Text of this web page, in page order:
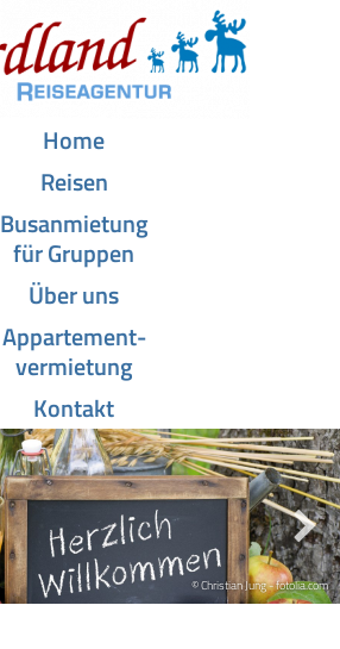
Home
Reisen
Busanmietung
für Gruppen
Über uns
Appartement­-
vermietung
Kontakt
© Christian Jung - fotolia.com
© Krakenimages.com - stock.adobe.com
© CBenn, Nordland Reiseagentur
© CBenn, Nordland Reiseagentur
© Sunny studio-stock.adobe.com
© Lukassek-fotolia.com
© VisitBritain/Andrew Pickett
© CBenn, Nordland Reiseagentur
© CBenn, Nordland Reiseagentur
© peopleimages.com - stock.adobe.com
© xbrchx - stock.adobe.com
© isaac74-fotolia.com
© Tomas Marek-stock.adobe.com
© Christiane Benn
© Christiane Benn
© Kurverein Nordseeheilbad Esens-Bensersiel/B. Leeners
© pixabay.com/orensteiner
© Noppasinw - stock.adobe.com
© velishchuk-fotolia.com
© Sunny studio - Fotolia.com
© Foehr Tourismus GmbH/Hergen Schimpf